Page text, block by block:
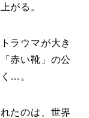
がる。
ラウマが大き
赤い靴」の公
…。
たのは、世界